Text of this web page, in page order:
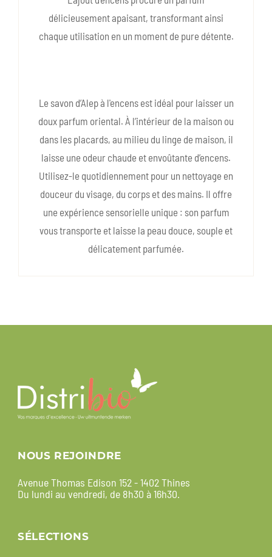
délicieusement apaisant, transformant ainsi
chaque utilisation en un moment de pure détente.
Le savon d’Alep à l'encens est idéal pour laisser un
doux parfum oriental. À l’intérieur de la maison ou
dans les placards, au milieu du linge de maison, il
laisse une odeur chaude et envoûtante d’encens.
Utilisez-le quotidiennement pour un nettoyage en
douceur du visage, du corps et des mains. Il offre
une expérience sensorielle unique : son parfum
vous transporte et laisse la peau douce, souple et
délicatement parfumée.
NOUS REJOINDRE
Avenue Thomas Edison 152 - 1402 Thines
Du lundi au vendredi, de 8h30 à 16h30.
SÉLECTIONS